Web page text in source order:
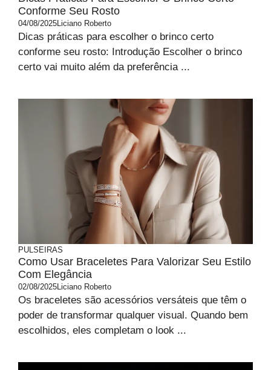
Conforme Seu Rosto
04/08/2025Liciano Roberto
Dicas práticas para escolher o brinco certo
conforme seu rosto: Introdução Escolher o brinco
certo vai muito além da preferência ...
PULSEIRAS
Como Usar Braceletes Para Valorizar Seu Estilo
Com Elegância
02/08/2025Liciano Roberto
Os braceletes são acessórios versáteis que têm o
poder de transformar qualquer visual. Quando bem
escolhidos, eles completam o look ...